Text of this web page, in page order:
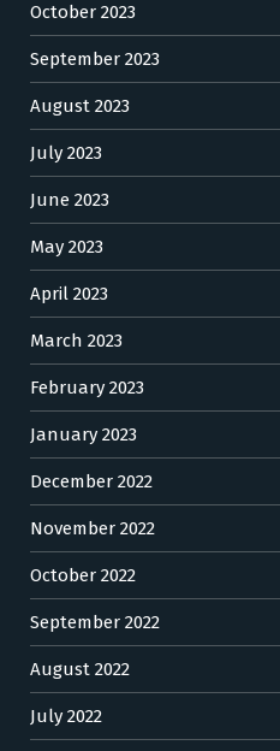
October 2023
September 2023
August 2023
July 2023
June 2023
May 2023
April 2023
March 2023
February 2023
January 2023
December 2022
November 2022
October 2022
September 2022
August 2022
July 2022